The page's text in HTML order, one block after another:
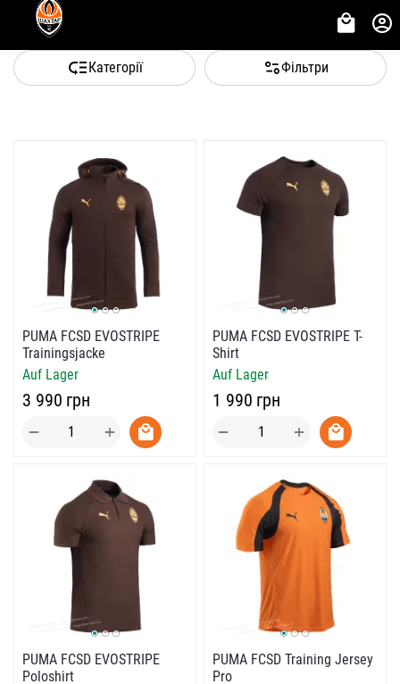
Категорії Фільтри
PUMA FCSD EVOSTRIPE
Trainingsjacke
Auf Lager
‍3 990‍ грн
+
−
PUMA FCSD EVOSTRIPE T-
Shirt
Auf Lager
‍1 990‍ грн
+
−
PUMA FCSD EVOSTRIPE
Poloshirt
PUMA FCSD Training Jersey
Pro